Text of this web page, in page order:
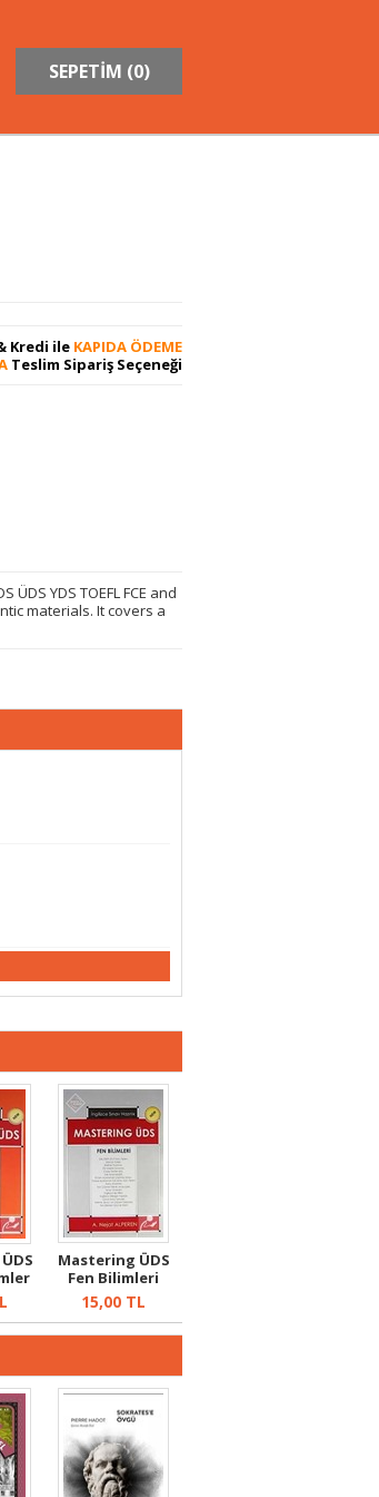
SEPETİM (0)
Kredi ile KAPIDA ÖDEME
Teslim Sipariş Seçeneği
YDS TOEFL FCE and
materials. It covers a
Mastering ÜDS
Fen Bilimleri
15,00 TL